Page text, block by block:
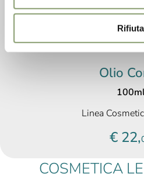
Rifiuta
Olio
Linea
€ 22,
COSMETICA